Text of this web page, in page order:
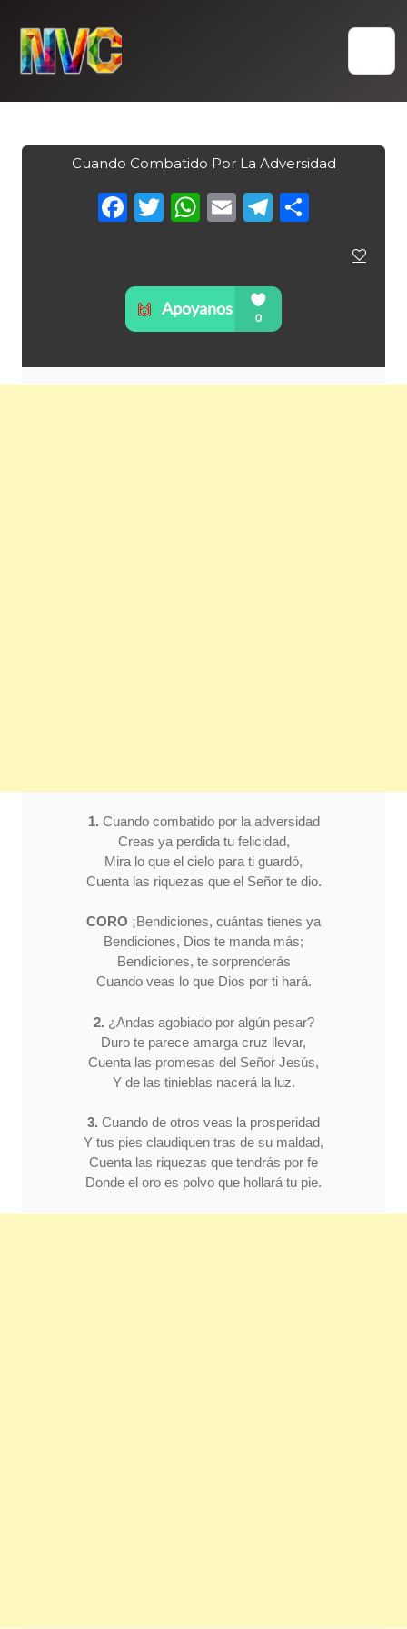
content
Cuando Combatido Por La Adversidad
Facebook
Twitter
WhatsApp
Email
1. Cuando combatido por la adversidad
Creas ya perdida tu felicidad,
Mira lo que el cielo para ti guardó,
Cuenta las riquezas que el Señor te dio.
CORO ¡Bendiciones, cuántas tienes ya
Bendiciones, Dios te manda más;
Bendiciones, te sorprenderás
Cuando veas lo que Dios por ti hará.
2. ¿Andas agobiado por algún pesar?
Duro te parece amarga cruz llevar,
Cuenta las promesas del Señor Jesús,
Y de las tinieblas nacerá la luz.
3. Cuando de otros veas la prosperidad
Y tus pies claudiquen tras de su maldad,
Cuenta las riquezas que tendrás por fe
Donde el oro es polvo que hollará tu pie.